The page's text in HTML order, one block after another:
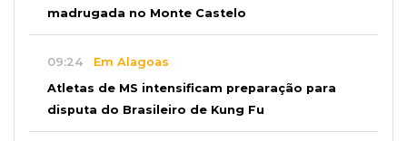
madrugada no Monte Castelo
09:24 Em Alagoas
Atletas de MS intensificam preparação para
disputa do Brasileiro de Kung Fu